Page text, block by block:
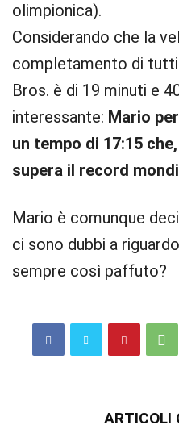
olimpionica).
Considerando che la
completamento di
Bros. è di 19 minuti e
interessante: Mario
un tempo di 17:15
supera il record
Mario è comunque
ci sono dubbi a
sempre così paffuto?
ARTICOLI